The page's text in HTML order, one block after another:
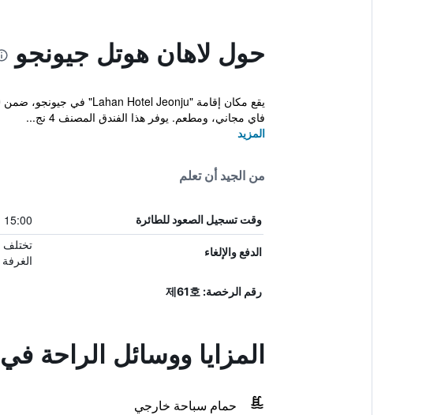
حول لاهان هوتل جيونجو
فاي مجاني، ومطعم. يوفر هذا الفندق المصنف 4 نج...
المزيد
من الجيد أن تعلم
وقت تسجيل الصعود للطائرة 15:00
الدفع والإلغاء
رقم الرخصة: 제61호
المزايا ووسائل الراحة
حمام سباحة خارجي